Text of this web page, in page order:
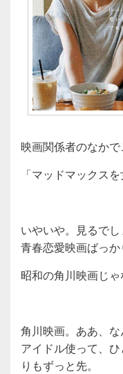
映画関係者のなかで
「マッドマックス
いやいや。見るで
青春恋愛映画ばっか
昭和の角川映画じゃ
角川映画。ああ、な
アイドル使って、
りもずっと先。